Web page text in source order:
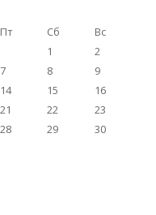
Пт Сб
Вс
1
2
7 8
9
14 15
16
21 22
23
28 29
30